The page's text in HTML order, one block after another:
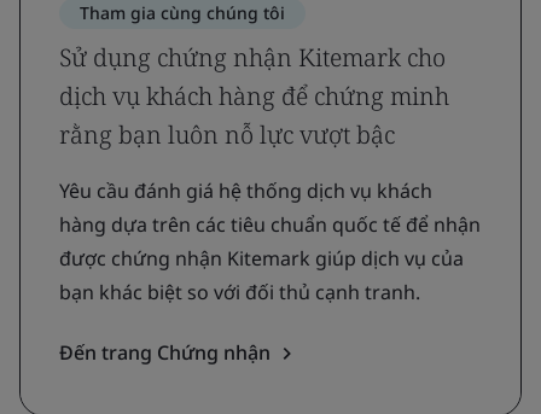
Tham gia cùng chúng tôi
Sử dụng chứng nhận Kitemark cho
dịch vụ khách hàng để chứng minh
rằng bạn luôn nỗ lực vượt bậc
Yêu cầu đánh giá hệ thống dịch vụ khách
hàng dựa trên các tiêu chuẩn quốc tế để nhận
được chứng nhận Kitemark giúp dịch vụ của
bạn khác biệt so với đối thủ cạnh tranh.
Đến trang Chứng nhận